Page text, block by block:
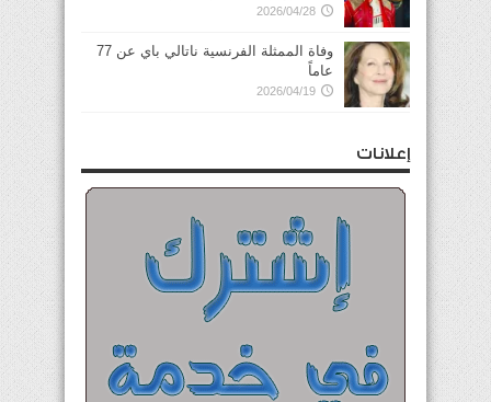
2026/04/28
وفاة الممثلة الفرنسية ناتالي باي عن 77
عاماً
2026/04/19
إعلانات